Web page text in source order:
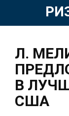
Л.
В
США